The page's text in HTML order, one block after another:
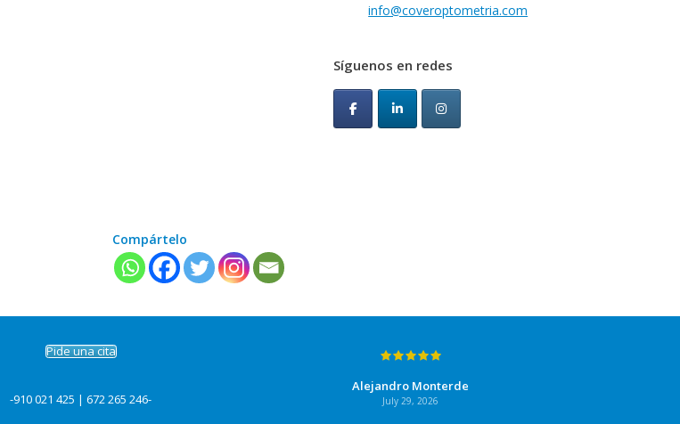
Compártelo
info@coveroptometria.com
Síguenos en redes
Pide una cita
-910 021 425 | 672 265 246-
Alejandro Monterde
July 29, 2026